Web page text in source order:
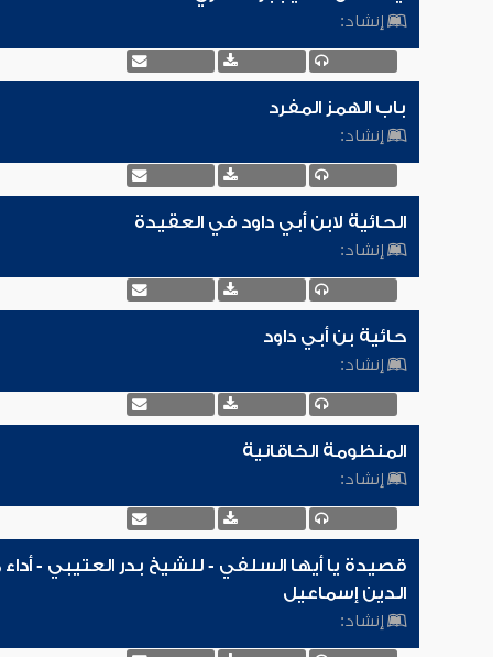
إنشاد:
باب الهمز المفرد
إنشاد:
الحائية لابن أبي داود في العقيدة
إنشاد:
حائية بن أبي داود
إنشاد:
المنظومة الخاقانية
إنشاد:
قصيدة يا أيها السلفي - للشيخ بدر العتيبي -
الدين إسماعيل
إنشاد: